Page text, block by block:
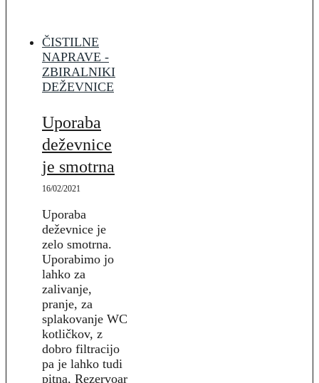
ČISTILNE
NAPRAVE -
ZBIRALNIKI
DEŽEVNICE
Uporaba
deževnice
je smotrna
16/02/2021
Uporaba
deževnice je
zelo smotrna.
Uporabimo jo
lahko za
zalivanje,
pranje, za
splakovanje WC
kotličkov, z
dobro filtracijo
pa je lahko tudi
pitna, Rezervoar